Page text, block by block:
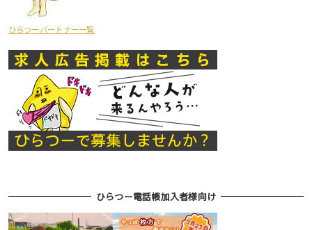
ひらつーパートナー一覧
ひらつー電話帳加入者様向け